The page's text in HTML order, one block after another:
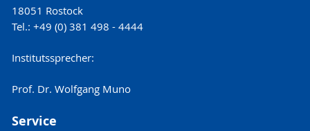
18051 Rostock
Tel.: +49 (0) 381 498 - 4444
Institutssprecher:
Prof. Dr. Wolfgang Muno
Service